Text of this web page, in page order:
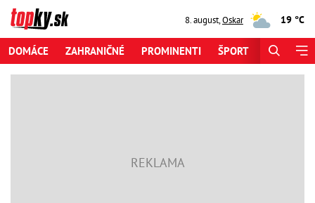
8. august,Oskar 19 °C
DOMÁCE ZAHRANIČNÉ PROMINENTI ŠPORT